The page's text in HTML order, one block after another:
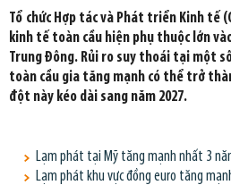
Tổ chức Hợp tác và Phát triển Kinh tế
kinh tế toàn cầu hiện phụ thuộc lớn
Trung Đông. Rủi ro suy thoái tại một
toàn cầu gia tăng mạnh có thể trở
đột này kéo dài sang năm 2027.
Lạm phát tại Mỹ tăng mạnh nhất 3
Lạm phát khu vực đồng euro tăng